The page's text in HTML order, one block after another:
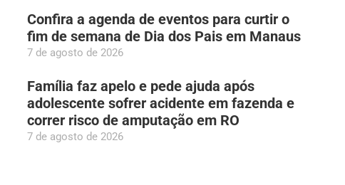
Confira a agenda de eventos para curtir o
fim de semana de Dia dos Pais em Manaus
7 de agosto de 2026
Família faz apelo e pede ajuda após
adolescente sofrer acidente em fazenda e
correr risco de amputação em RO
7 de agosto de 2026